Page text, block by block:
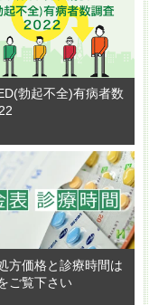
勃起不全)有病者数
方価格と診療時間は
ご覧下さい